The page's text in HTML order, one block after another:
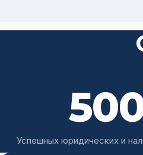
Успешных юридических и